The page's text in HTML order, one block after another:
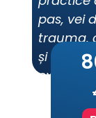
pas, vei
trauma,
și minte
de